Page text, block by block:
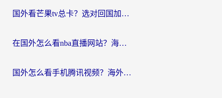
国外看芒果tv总卡？选对回国加速器，轻松追《浪姐》不费劲
在国外怎么看nba直播网站？海外党专属体育观赛指南，告别地区限制！
国外怎么看手机腾讯视频？海外党亲测有效的追剧加速器选择指南